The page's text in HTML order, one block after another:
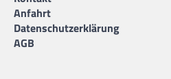
Anfahrt
Datenschutzerklärung
AGB